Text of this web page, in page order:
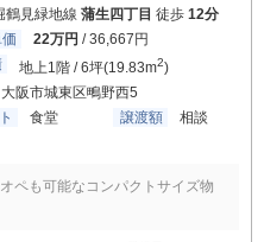
鶴見緑地線 蒲生四丁目 徒歩 12分
22万円 / 36,667円
地上1階 / 6坪(19.83m2)
大阪市城東区鴫野西5
食堂 譲渡額
相談
ペも可能なコンパクトサイズ物